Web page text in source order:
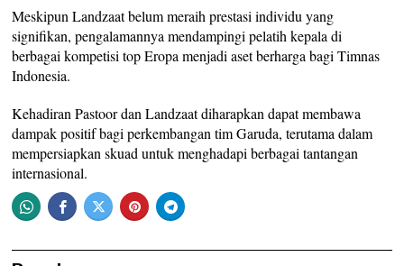
Meskipun Landzaat belum meraih prestasi individu yang
signifikan, pengalamannya mendampingi pelatih kepala di
berbagai kompetisi top Eropa menjadi aset berharga bagi Timnas
Indonesia.
Kehadiran Pastoor dan Landzaat diharapkan dapat membawa
dampak positif bagi perkembangan tim Garuda, terutama dalam
mempersiapkan skuad untuk menghadapi berbagai tantangan
internasional.